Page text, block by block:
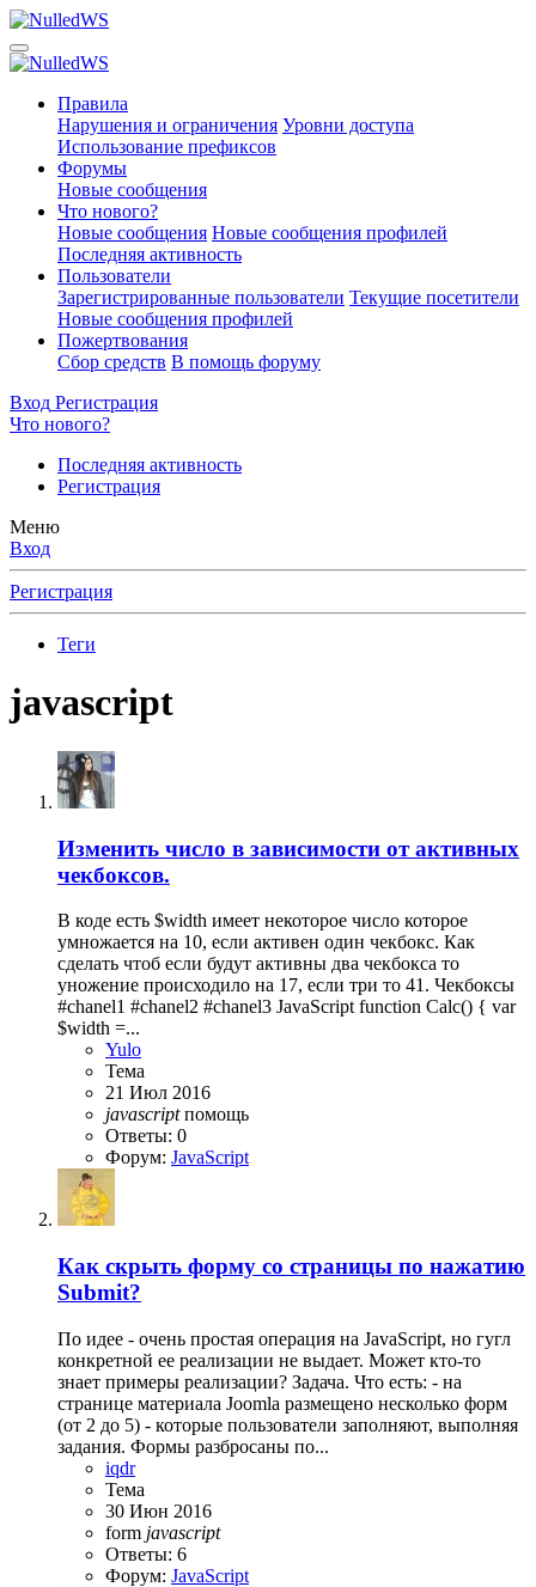
Правила
Нарушения и ограничения Уровни доступа
Использование префиксов
Форумы
Новые сообщения
Что нового?
Новые сообщения Новые сообщения профилей
Последняя активность
Пользователи
Зарегистрированные пользователи Текущие посетители
Новые сообщения профилей
Пожертвования
Сбор средств В помощь форуму
Вход Регистрация
Что нового?
Последняя активность
Регистрация
Меню
Вход
Регистрация
Теги
javascript
Изменить число в зависимости от активных
чекбоксов.
В коде есть $width имеет некоторое число которое
умножается на 10, если активен один чекбокс. Как
сделать чтоб если будут активны два чекбокса то
уножение происходило на 17, если три то 41. Чекбоксы
#chanel1 #chanel2 #chanel3 JavaScript function Calc() { var
$width =...
Yulo
Тема
21 Июл 2016
javascript помощь
Ответы: 0
Форум: JavaScript
Как скрыть форму со страницы по нажатию
Submit?
По идее - очень простая операция на JavaScript, но гугл
конкретной ее реализации не выдает. Может кто-то
знает примеры реализации? Задача. Что есть: - на
странице материала Joomla размещено несколько форм
(от 2 до 5) - которые пользователи заполняют, выполняя
задания. Формы разбросаны по...
iqdr
Тема
30 Июн 2016
form javascript
Ответы: 6
Форум: JavaScript